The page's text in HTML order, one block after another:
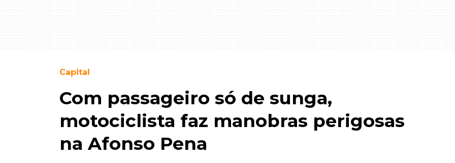
Capital
Com passageiro só de sunga,
motociclista faz manobras perigosas
na Afonso Pena